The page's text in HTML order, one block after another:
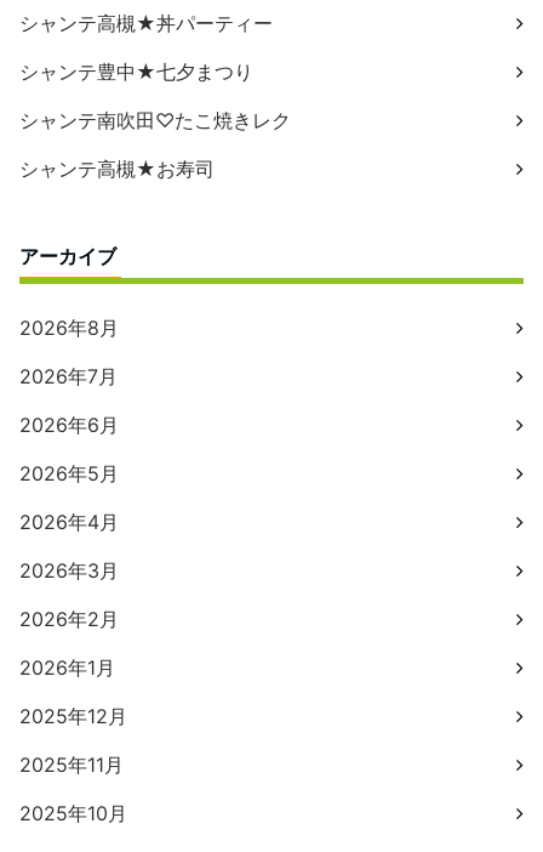
シャンテ高槻★丼パーティー
シャンテ豊中★七夕まつり
シャンテ南吹田♡たこ焼きレク
シャンテ高槻★お寿司
アーカイブ
2026年8月
2026年7月
2026年6月
2026年5月
2026年4月
2026年3月
2026年2月
2026年1月
2025年12月
2025年11月
2025年10月